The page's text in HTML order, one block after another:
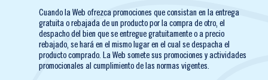
Cuando la Web ofrezca promociones que consistan en la entrega
gratuita o rebajada de un producto por la compra de otro, el
despacho del bien que se entregue gratuitamente o a precio
rebajado, se hará en el mismo lugar en el cual se despacha el
producto comprado. La Web somete sus promociones y actividades
promocionales al cumplimiento de las normas vigentes.